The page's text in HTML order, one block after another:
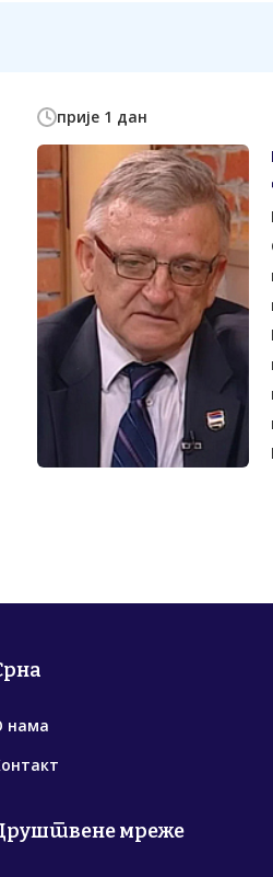
прије 1 дан
нама
мреже